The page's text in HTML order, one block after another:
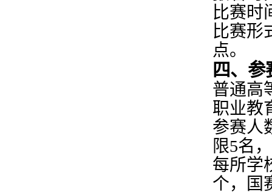
比赛时
比赛形
点。
四、参
普通高
职业教
参赛人
限5名
每所学
个，国